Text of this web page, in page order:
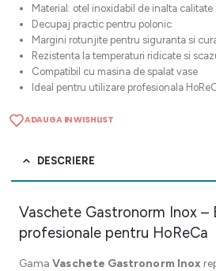
Material: otel inoxidabil de inalta calitate
Decupaj practic pentru polonic
Margini rotunjite pentru siguranta si
Rezistenta la temperaturi ridicate si
Compatibil cu masina de spalat vase
Ideal pentru utilizare profesionala
ADAUGA IN WISHLIST
DESCRIERE
Vaschete Gastronorm Inox –
profesionale pentru HoReCa
GamaVaschete Gastronorm Inox